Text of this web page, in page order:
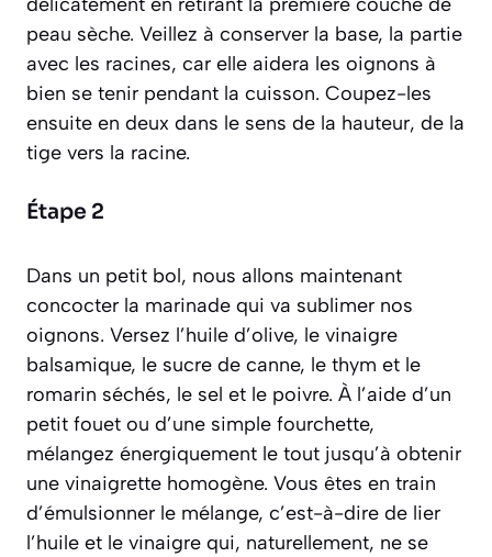
peau sèche. Veillez à conserver la base, la partie
avec les racines, car elle aidera les oignons à
bien se tenir pendant la cuisson. Coupez-les
ensuite en deux dans le sens de la hauteur, de la
tige vers la racine.
Étape 2
Dans un petit bol, nous allons maintenant
concocter la marinade qui va sublimer nos
oignons. Versez l’huile d’olive, le vinaigre
balsamique, le sucre de canne, le thym et le
romarin séchés, le sel et le poivre. À l’aide d’un
petit fouet ou d’une simple fourchette,
mélangez énergiquement le tout jusqu’à obtenir
une vinaigrette homogène. Vous êtes en train
d’émulsionner le mélange, c’est-à-dire de lier
l’huile et le vinaigre qui, naturellement, ne se